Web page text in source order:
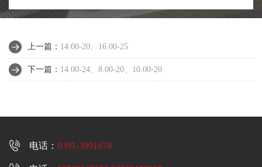
上一篇： 14.00-20、16.00-25
下一篇： 14.00-24、8.00-20、10.00-20
 电话： 0391-3991678